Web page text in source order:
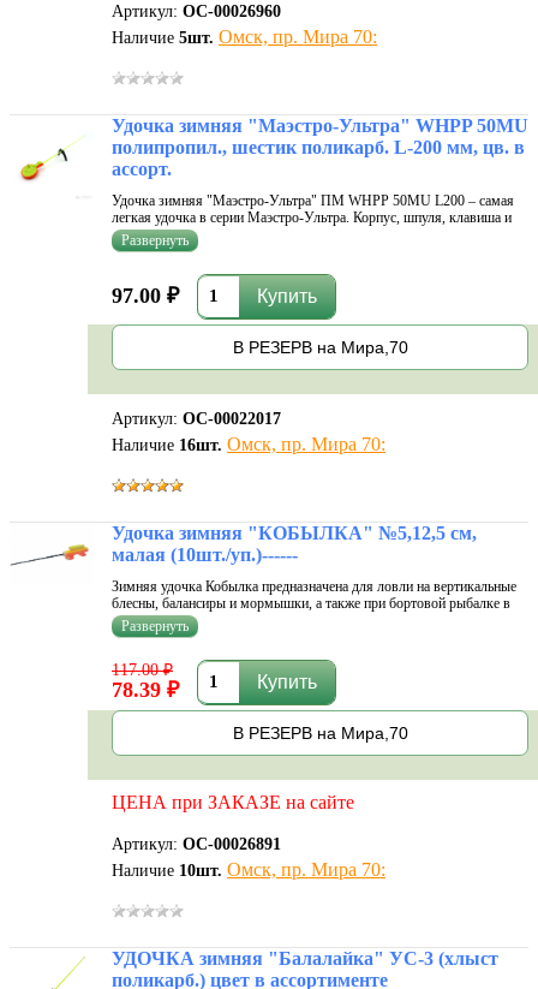
Артикул: ОС-00026960
Наличие 5шт. Омск, пр. Мира 70:
Удочка зимняя "Маэстро-Ультра" WHPP 50MU
полипропил., шестик поликарб. L-200 мм, цв. в
ассорт.
Удочка зимняя "Маэстро-Ультра" ПМ WHPP 50MU L200 – самая
легкая удочка в серии Маэстро-Ультра. Корпус, шпуля, клавиша и
ножки модели изготовлены из морозостойкого полипропилена (PP).
Шестик универсальный из поликарбоната. Легким движением
97.00 ₽
В РЕЗЕРВ на Мира,70
Артикул: ОС-00022017
Наличие 16шт. Омск, пр. Мира 70:
Удочка зимняя "КОБЫЛКА" №5,12,5 см,
малая (10шт./уп.)------
Зимняя удочка Кобылка предназначена для ловли на вертикальные
блесны, балансиры и мормышки, а также при бортовой рыбалке в
летний период. Преимущества зимней удочки Кобылка: - Во-
первых, на них нет никаких излишних элементов, то есть, это крайне
117.00 ₽
78.39 ₽
В РЕЗЕРВ на Мира,70
ЦЕНА при ЗАКАЗЕ на сайте
Артикул: ОС-00026891
Наличие 10шт. Омск, пр. Мира 70:
УДОЧКА зимняя "Балалайка" УС-3 (хлыст
поликарб.) цвет в ассортименте